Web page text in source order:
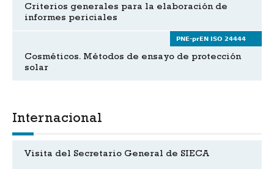
Criterios generales para la elaboración de
informes periciales
PNE-prEN ISO 24444
Cosméticos. Métodos de ensayo de protección
solar
Internacional
Visita del Secretario General de SIECA